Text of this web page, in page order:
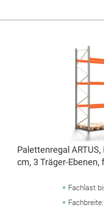
Palettenregal
cm, 3 Träger-Ebenen,
Fachlast